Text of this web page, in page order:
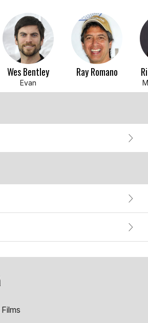
Wes Bentley
Evan
Ray Romano